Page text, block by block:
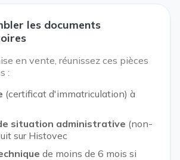
les documents
en vente, réunissez ces pièces
:
(certificat d'immatriculation) à
situation administrative (non-
sur Histovec
de moins de 6 mois si